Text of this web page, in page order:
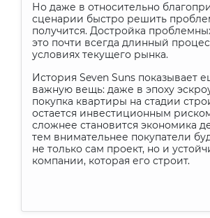
Но даже в относительно
сценарии быстро решить
получится. Достройка
это почти всегда длинный
условиях текущего рынка.
История Seven Suns показывает
важную вещь: даже в эпоху
покупка квартиры на стадии
остается инвестиционным
сложнее становится экономика
тем внимательнее покупатели
не только сам проект, но и
компании, которая его строит.